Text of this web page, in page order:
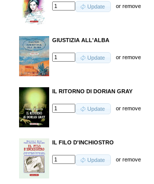
Update orremove
GIUSTIZIA ALL'ALBA
Update orremove
IL RITORNO DI DORIAN GRAY
Update orremove
IL FILO D'INCHIOSTRO
Update orremove